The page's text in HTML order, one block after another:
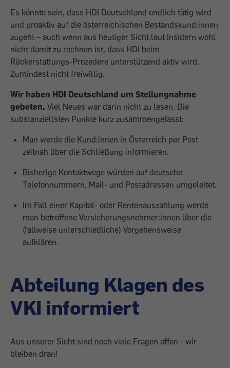
Es könnte sein, dass HDI Deutschland endlich tätig wird
und proaktiv auf die österreichischen Bestandskund:innen
zugeht – auch wenn aus heutiger Sicht laut Insidern wohl
nicht damit zu rechnen ist, dass HDI beim
Rückerstattungs-Prozedere unterstützend aktiv wird.
Zumindest nicht freiwillig.
Wir haben HDI Deutschland um Stellungnahme
gebeten. Viel Neues war darin nicht zu lesen. Die
substanziellsten Punkte kurz zusammengefasst:
Man werde die Kund:innen in Österreich per Post
zeitnah über die Schließung informieren.
Bisherige Kontaktwege würden auf deutsche
Telefonnummern, Mail- und Postadressen umgeleitet.
Im Fall einer Kapital- oder Rentenauszahlung werde
man betroffene Versicherungsnehmer:innen über die
(fallweise unterschiedliche) Vorgehensweise
aufklären.
Abteilung Klagen des
VKI informiert
Aus unserer Sicht sind noch viele Fragen offen - wir
bleiben dran!